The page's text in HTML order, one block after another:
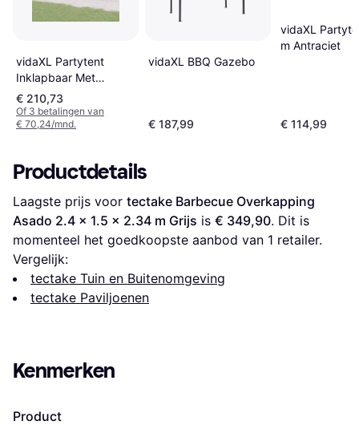
vidaXL Partytent
Inklapbaar Met
Zijwanden 3x6 m
€ 210,73
Of 3 betalingen van
€ 70,24/mnd.
vidaXL BBQ Gazebo
€ 187,99
vidaXL
m Antraciet
€ 114,99
Productdetails
Laagste prijs voor tectake Barbecue Overkapping
Asado 2.4 x 1.5 x 2.34 m Grijs is € 349,90. Dit is
momenteel het goedkoopste aanbod van 1 retailer.
Vergelijk:
tectake Tuin en Buitenomgeving
tectake Paviljoenen
Kenmerken
Product